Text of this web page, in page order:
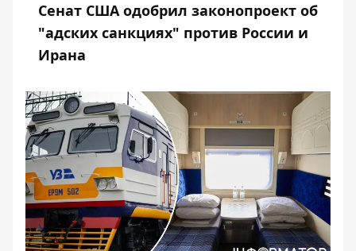
Сенат США одобрил законопроект об
"адских санкциях" против России и
Ирана